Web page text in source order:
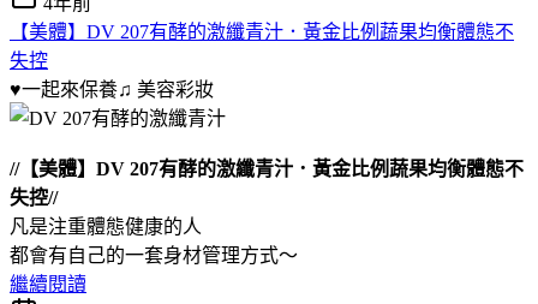
【美體】DV 207有酵的激纖青汁．黃金比例蔬果均衡體態不
失控
♥一起來保養♫ 美容彩妝
//【美體】DV 207有酵的激纖青汁．黃金比例蔬果均衡體態不
失控//
凡是注重體態健康的人
都會有自己的一套身材管理方式～
繼續閱讀